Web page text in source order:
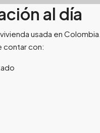
al día
usada en
contar con: